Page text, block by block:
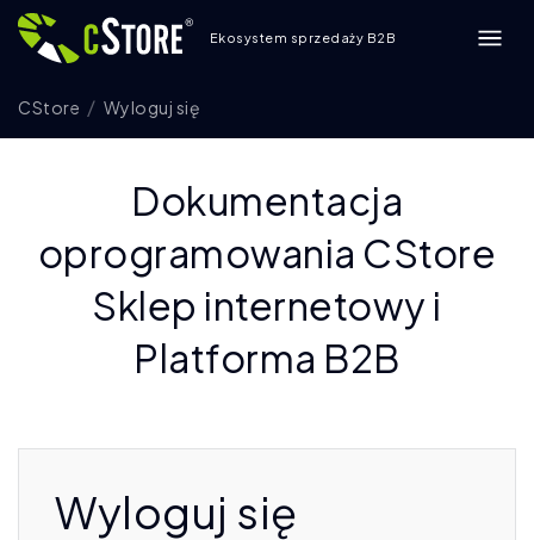
Ekosystem sprzedaży B2B
CStore Wyloguj się
Dokumentacja
oprogramowania CStore
Sklep internetowy i
Platforma B2B
Wyloguj się